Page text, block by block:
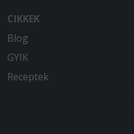
CIKKEK
Blog
GYIK
Receptek